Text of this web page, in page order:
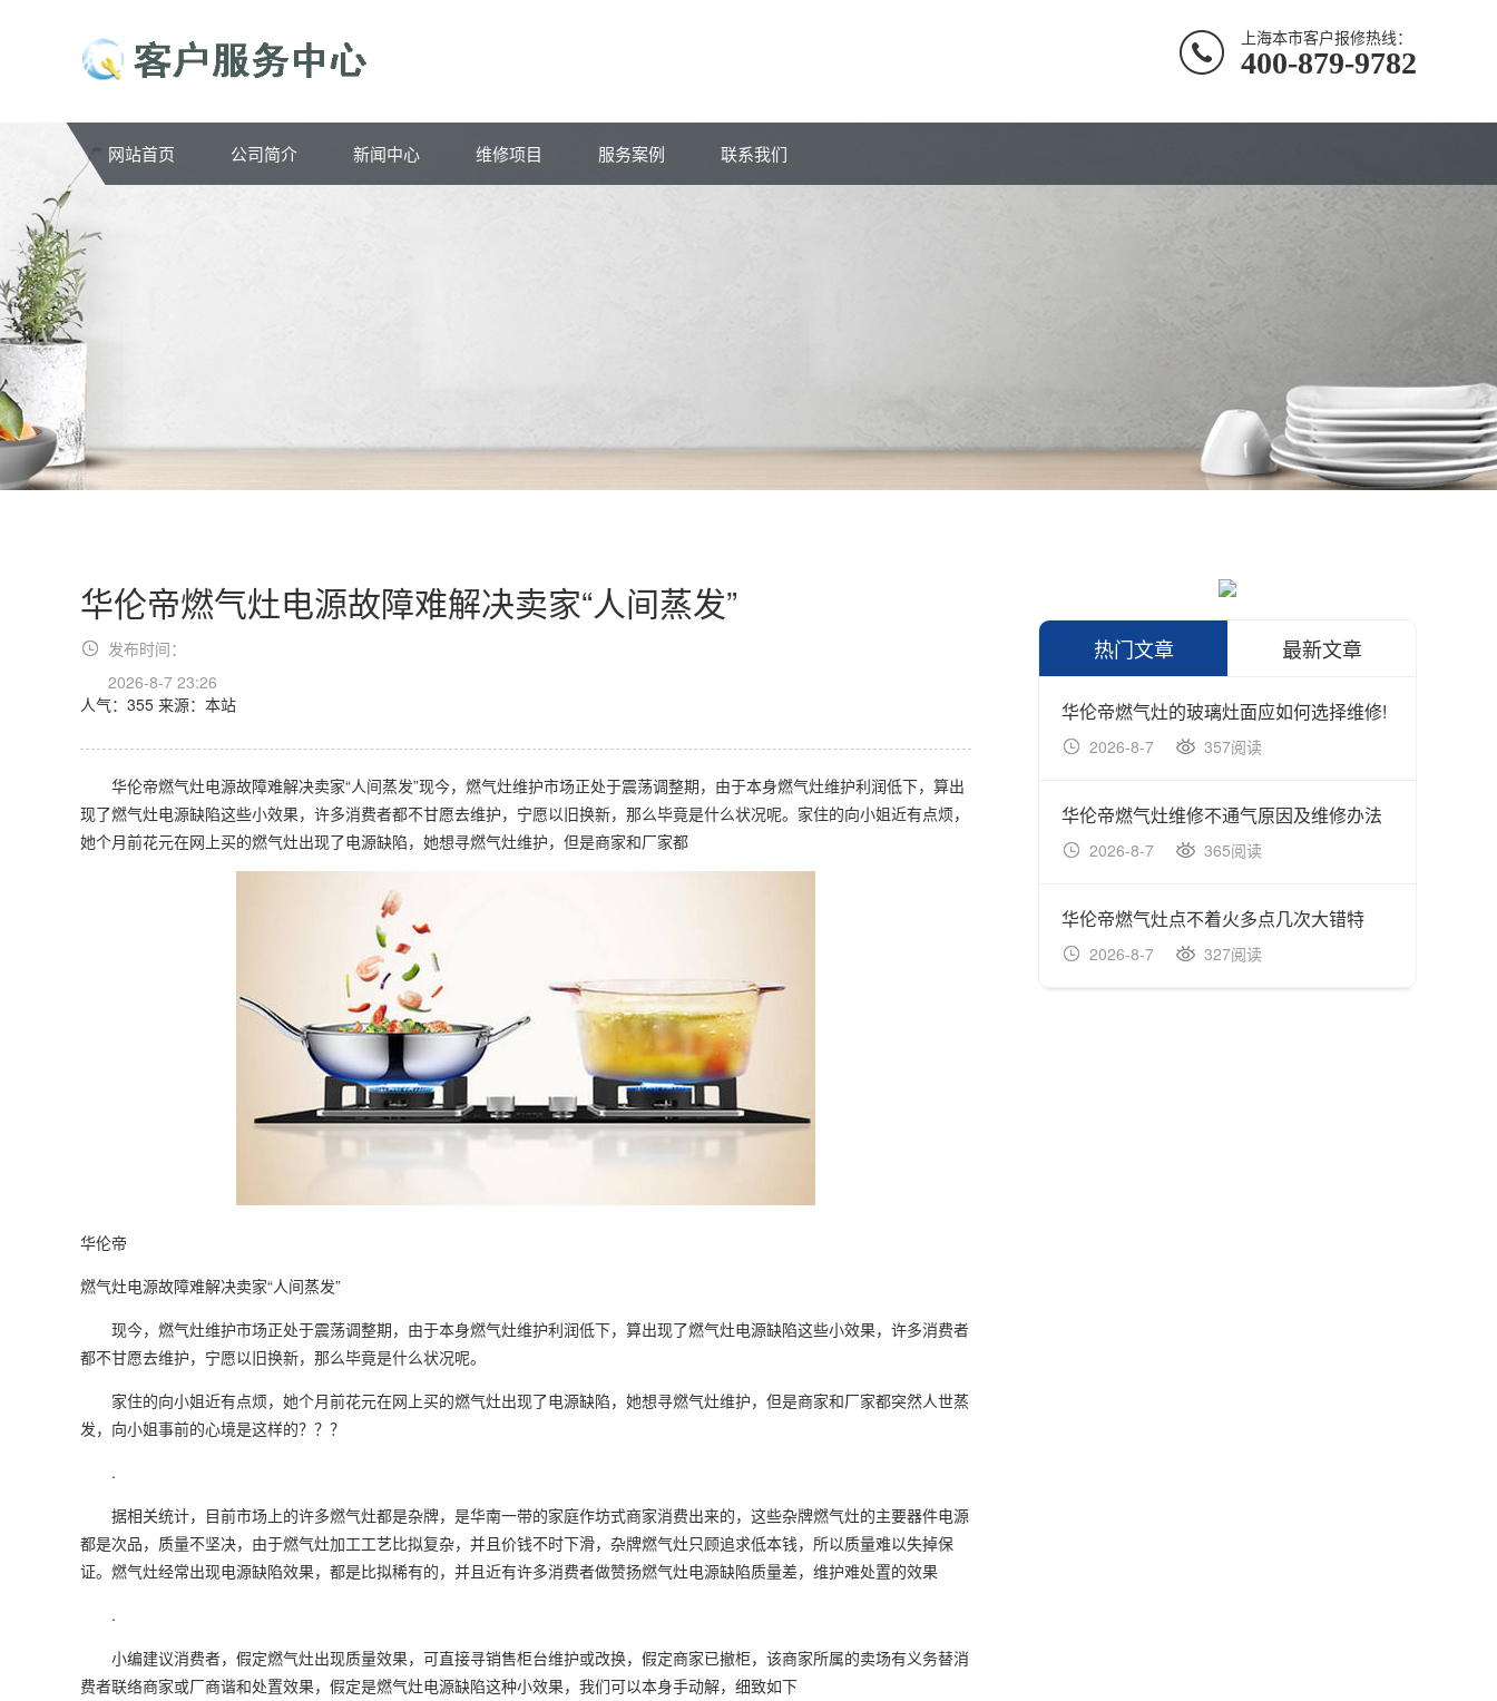
上海本市客户报修热线：
400-879-9782
网站首页 公司简介 新闻中心 维修项目 服务案例 联系我们
华伦帝燃气灶电源故障难解决卖家“人间蒸发”
发布时间：
2026-8-7 23:26
人气：355 来源：本站
华伦帝燃气灶电源故障难解决卖家“人间蒸发”现今，燃气灶维护市场正处于震荡调整期，由于本身燃气灶维护利润低下，算出
现了燃气灶电源缺陷这些小效果，许多消费者都不甘愿去维护，宁愿以旧换新，那么毕竟是什么状况呢。家住的向小姐近有点烦，
她个月前花元在网上买的燃气灶出现了电源缺陷，她想寻燃气灶维护，但是商家和厂家都
华伦帝
燃气灶电源故障难解决卖家“人间蒸发”
现今，燃气灶维护市场正处于震荡调整期，由于本身燃气灶维护利润低下，算出现了燃气灶电源缺陷这些小效果，许多消费者
都不甘愿去维护，宁愿以旧换新，那么毕竟是什么状况呢。
家住的向小姐近有点烦，她个月前花元在网上买的燃气灶出现了电源缺陷，她想寻燃气灶维护，但是商家和厂家都突然人世蒸
发，向小姐事前的心境是这样的？？？
.
据相关统计，目前市场上的许多燃气灶都是杂牌，是华南一带的家庭作坊式商家消费出来的，这些杂牌燃气灶的主要器件电源
都是次品，质量不坚决，由于燃气灶加工工艺比拟复杂，并且价钱不时下滑，杂牌燃气灶只顾追求低本钱，所以质量难以失掉保
证。燃气灶经常出现电源缺陷效果，都是比拟稀有的，并且近有许多消费者做赞扬燃气灶电源缺陷质量差，维护难处置的效果
.
小编建议消费者，假定燃气灶出现质量效果，可直接寻销售柜台维护或改换，假定商家已撤柜，该商家所属的卖场有义务替消
费者联络商家或厂商谐和处置效果，假定是燃气灶电源缺陷这种小效果，我们可以本身手动解，细致如下
热门文章 最新文章
华伦帝燃气灶的玻璃灶面应如何选择维修!
2026-8-7 357阅读
华伦帝燃气灶维修不通气原因及维修办法
2026-8-7 365阅读
华伦帝燃气灶点不着火多点几次大错特
2026-8-7 327阅读